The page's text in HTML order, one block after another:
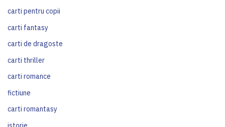
carti pentru copii
carti fantasy
carti de dragoste
carti thriller
carti romance
fictiune
carti romantasy